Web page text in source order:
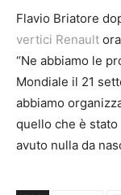
Flavio Briatore
vertici Renault
“Ne abbiamo le
Mondiale il 21
abbiamo
quello che è
avuto nulla da